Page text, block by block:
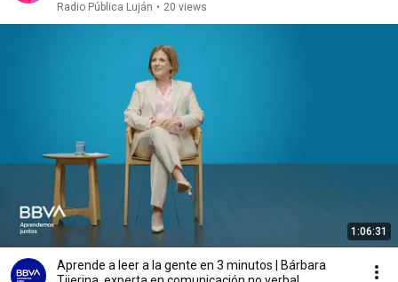
Radio Pública Luján • 20 views
1:06:31
Aprende a leer a la gente en 3 minutos | Bárbara